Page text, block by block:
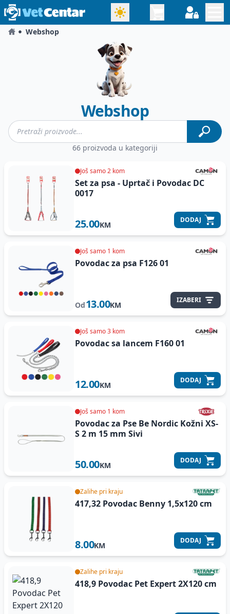
Webshop
Webshop
66 proizvoda u kategoriji
Još samo 2 kom
Set za psa - Uprtač i Povodac DC
0017
25.00KM
DODAJ
Još samo 1 kom
Povodac za psa F12601
Od13.00KM
IZABERI
Još samo 3 kom
Povodac sa lancem F16001
12.00KM
DODAJ
Još samo 1 kom
Povodac za Pse Be Nordic Kožni XS-
S 2 m 15 mm Sivi
50.00KM
DODAJ
Zalihe pri kraju
417,32 Povodac Benny 1,5x120 cm
8.00KM
DODAJ
Zalihe pri kraju
418,9 Povodac Pet Expert 2X120 cm